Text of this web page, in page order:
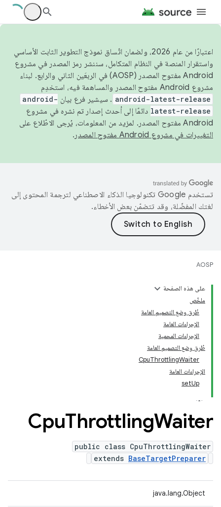
اعتبارًا من عام 2026، ولضمان اتّساق نموذج التطوير الثابت الأساسي
واستقرار المنصة في النظام المتكامل، سننشر رمز المصدر في مشروع
Android مفتوح المصدر (AOSP) في الربعَين الثاني والرابع. لبناء
مشروع Android مفتوح المصدر والمساهمة فيه، استخدِم
android-latest-release . سيشير فرع بيان android-
latest-release دائمًا إلى أحدث إصدار تم نشره في مشروع
Android مفتوح المصدر. لمزيد من المعلومات، يُرجى الاطّلاع على
التغييرات في مشروع Android مفتوح المصدر
.
تستخدم Google تكنولوجيا الذكاء الاصطناعي لترجمة المحتوى إلى
لغتك المفضّلة، وقد تتضمّن بعض الأخطاء.
AOSP
على هذه الصفحة
ملخّص
طُرق وضع التصميم العامة
الإجراءات العامة
الإجراءات المحمية
طُرق وضع التصميم العامة
CpuThrottlingWaiter
الإجراءات العامة
setUp
CpuThrottlingWaiter
public class CpuThrottlingWaiter
extends BaseTargetPreparer
java.lang.Object